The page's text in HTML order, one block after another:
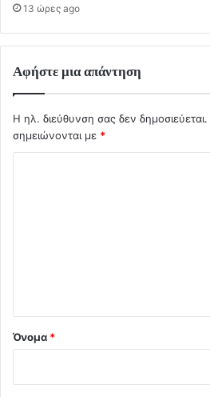
13 ώρες ago
Αφήστε μια απάντηση
Η ηλ. διεύθυνση σας δεν δημοσιεύεται.
σημειώνονται με *
Όνομα *